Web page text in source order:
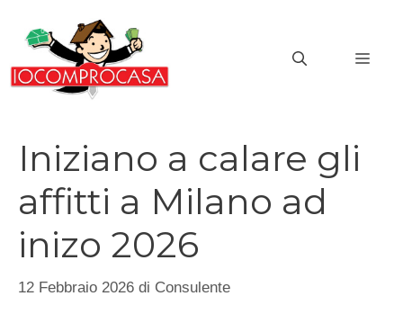
contenuto
Iniziano a calare gli
affitti a Milano ad
inizo 2026
12 Febbraio 2026 di Consulente